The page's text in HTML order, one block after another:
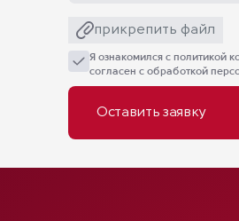
прикрепить файл
Я ознакомился с политикой
согласен с обработкой